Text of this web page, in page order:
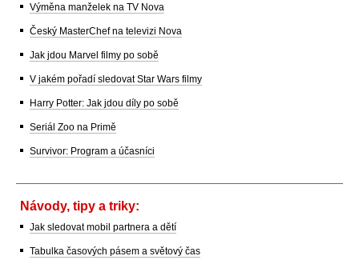
Výměna manželek na TV Nova
Český MasterChef na televizi Nova
Jak jdou Marvel filmy po sobě
V jakém pořadí sledovat Star Wars filmy
Harry Potter: Jak jdou díly po sobě
Seriál Zoo na Primě
Survivor: Program a účasníci
Návody, tipy a triky:
Jak sledovat mobil partnera a dětí
Tabulka časových pásem a světový čas